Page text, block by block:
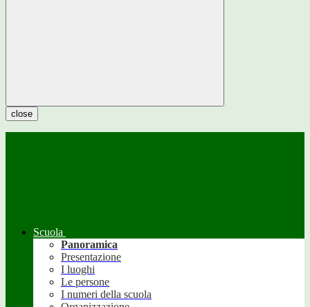
close
Scuola
Panoramica
Presentazione
I luoghi
Le persone
I numeri della scuola